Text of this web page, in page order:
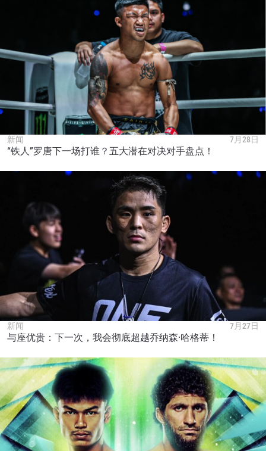
新闻 7月28日
“铁人”罗唐下一场打谁？五大潜在对决对手盘点！
新闻 7月27日
与座优贵：下一次，我会彻底超越乔纳森·哈格蒂！